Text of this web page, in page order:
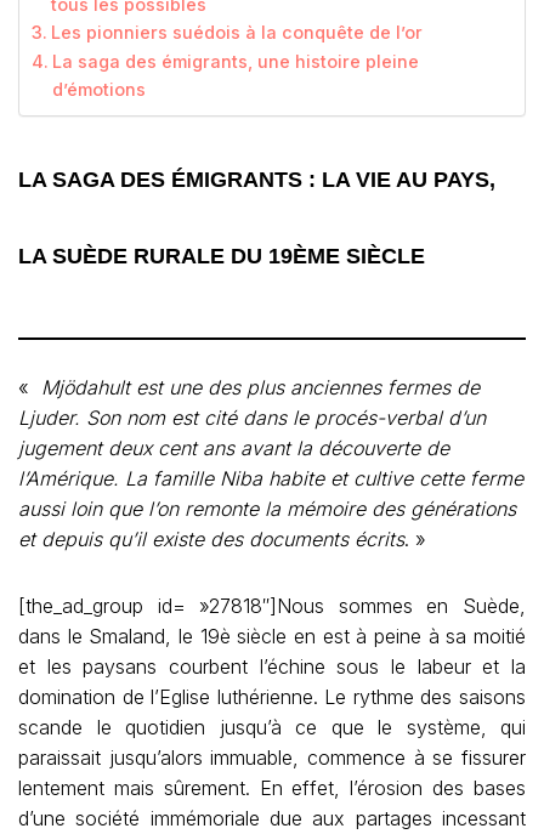
tous les possibles
Les pionniers suédois à la conquête de l’or
La saga des émigrants, une histoire pleine
d’émotions
LA SAGA DES ÉMIGRANTS : LA VIE AU PAYS,
LA SUÈDE RURALE DU 19ÈME SIÈCLE
« Mjödahult est une des plus anciennes fermes de
Ljuder. Son nom est cité dans le procés-verbal d’un
jugement deux cent ans avant la découverte de
l’Amérique. La famille Niba habite et cultive cette ferme
aussi loin que l’on remonte la mémoire des générations
et depuis qu’il existe des documents écrits. »
[the_ad_group id= »27818″]Nous sommes en Suède,
dans le Smaland, le 19è siècle en est à peine à sa moitié
et les paysans courbent l’échine sous le labeur et la
domination de l’Eglise luthérienne. Le rythme des saisons
scande le quotidien jusqu’à ce que le système, qui
paraissait jusqu’alors immuable, commence à se fissurer
lentement mais sûrement. En effet, l’érosion des bases
d’une société immémoriale due aux partages incessant